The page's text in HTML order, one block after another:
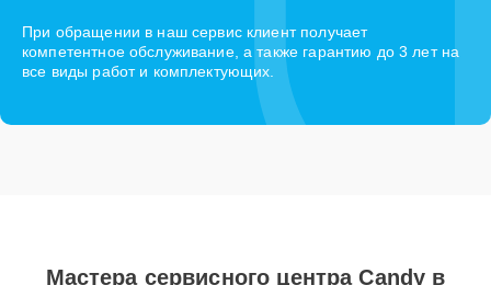
При обращении в наш сервис клиент получает
компетентное обслуживание, а также гарантию до 3 лет на
все виды работ и комплектующих.
Мастера сервисного центра Candy в